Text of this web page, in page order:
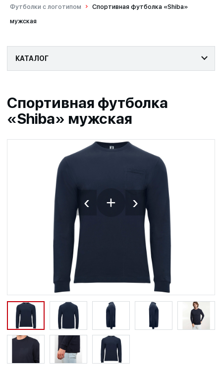
Футболки с логотипом
Спортивная футболка «Shiba»
мужская
КАТАЛОГ
Спортивная футболка
«Shiba» мужская
‹ + ›